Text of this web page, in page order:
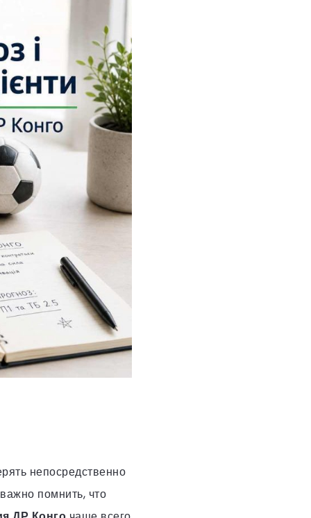
непосредственно
помнить, что